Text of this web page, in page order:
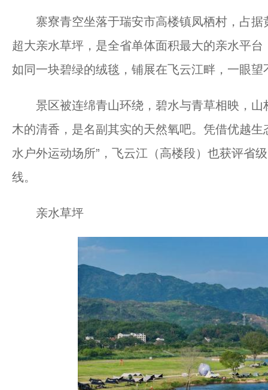
寨寮青空坐落于瑞安市高楼镇凤栖村，占据
超大亲水草坪，是全省单体面积最大的亲水平
如同一块碧绿的绒毯，铺展在飞云江畔，一眼望
景区被连绵青山环绕，碧水与青草相映，山
木的清香，是名副其实的天然氧吧。凭借优越
水户外运动场所”，飞云江（高楼段）也获评省
线。
亲水草坪